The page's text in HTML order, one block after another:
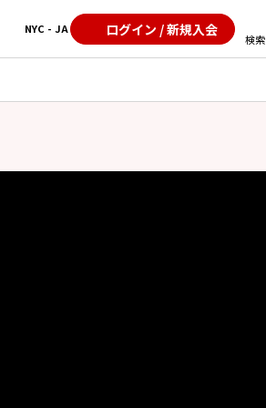
NYC - JA ログイン / 新規入会
検索